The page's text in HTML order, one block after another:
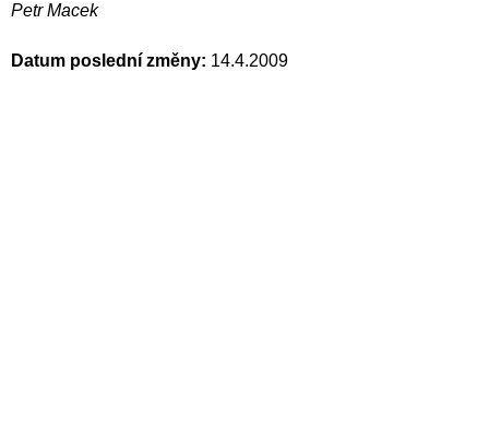
Petr Macek
Datum poslední změny: 14.4.2009